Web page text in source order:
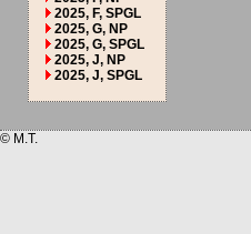
2025, F, SPGL
2025, G, NP
2025, G, SPGL
2025, J, NP
2025, J, SPGL
© M.T.